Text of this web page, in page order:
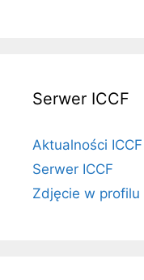
Serwer ICCF
Aktualności ICCF
Serwer ICCF
Zdjęcie w profilu